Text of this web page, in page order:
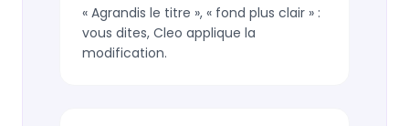
« Agrandis le titre », « fond plus clair » :
vous dites, Cleo applique la
modification.